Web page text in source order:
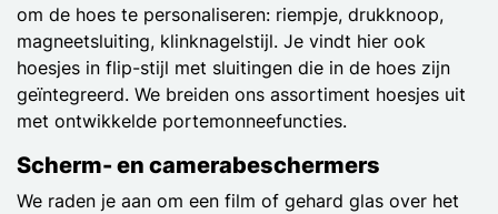
om de hoes te personaliseren: riempje, drukknoop,
magneetsluiting, klinknagelstijl. Je vindt hier ook
hoesjes in flip-stijl met sluitingen die in de hoes zijn
geïntegreerd. We breiden ons assortiment hoesjes uit
met ontwikkelde portemonneefuncties.
Scherm- en camerabeschermers
We raden je aan om een film of gehard glas over het